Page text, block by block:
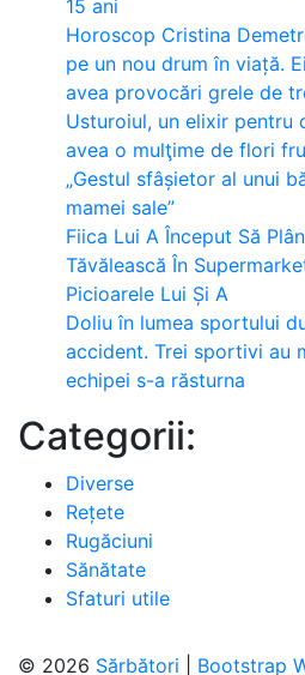
15 ani
Horoscop Cristina
pe un nou drum în viață.
avea provocări grele de
Usturoiul, un elixir pentru
avea o mulţime de flori
„Gestul sfâșietor al unui
mamei sale”
Fiica Lui A Început Să
Tăvălească În
Picioarele Lui Și A
Doliu în lumea sportului
accident. Trei sportivi au
echipei s-a răsturna
Categorii:
Diverse
Rețete
Rugăciuni
Sănătate
Sfaturi utile
© 2026 Sărbători Bootstrap